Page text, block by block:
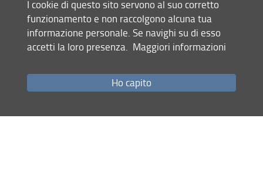
Lorenzo Reali
PhD cycle XXXIX
I cookie di questo sito servono al suo corretto
funzionamento e non raccolgono alcuna tua
informazione personale. Se navighi su di esso
accetti la loro presenza. Maggiori informazioni
Ho capito